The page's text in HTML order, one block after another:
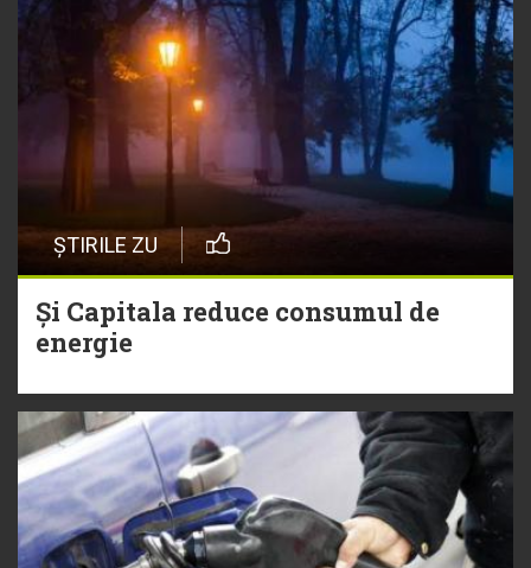
ȘTIRILE ZU
Și Capitala reduce consumul de
energie